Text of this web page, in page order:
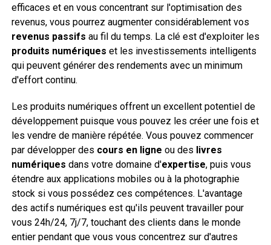
efficaces et en vous concentrant sur l'optimisation des
revenus, vous pourrez augmenter considérablement vos
revenus passifs au fil du temps. La clé est d'exploiter les
produits numériques et les investissements intelligents
qui peuvent générer des rendements avec un minimum
d'effort continu.
Les produits numériques offrent un excellent potentiel de
développement puisque vous pouvez les créer une fois et
les vendre de manière répétée. Vous pouvez commencer
par développer des cours en ligne ou des livres
numériques dans votre domaine d'expertise, puis vous
étendre aux applications mobiles ou à la photographie
stock si vous possédez ces compétences. L'avantage
des actifs numériques est qu'ils peuvent travailler pour
vous 24h/24, 7j/7, touchant des clients dans le monde
entier pendant que vous vous concentrez sur d'autres